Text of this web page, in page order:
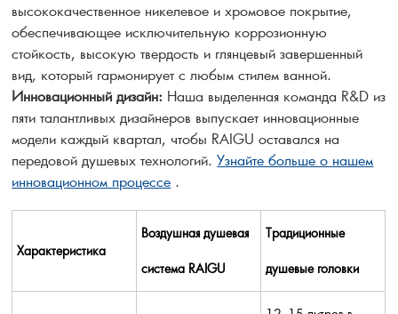
высококачественное никелевое и хромовое покрытие,
обеспечивающее исключительную коррозионную
стойкость, высокую твердость и глянцевый завершенный
вид, который гармонирует с любым стилем ванной.
Инновационный дизайн: Наша выделенная команда R&D из
пяти талантливых дизайнеров выпускает инновационные
модели каждый квартал, чтобы RAIGU оставался на
передовой душевых технологий.Узнайте больше о нашем
инновационном процессе .
Характеристика
Воздушная душевая
система RAIGU
Традиционные
душевые головки